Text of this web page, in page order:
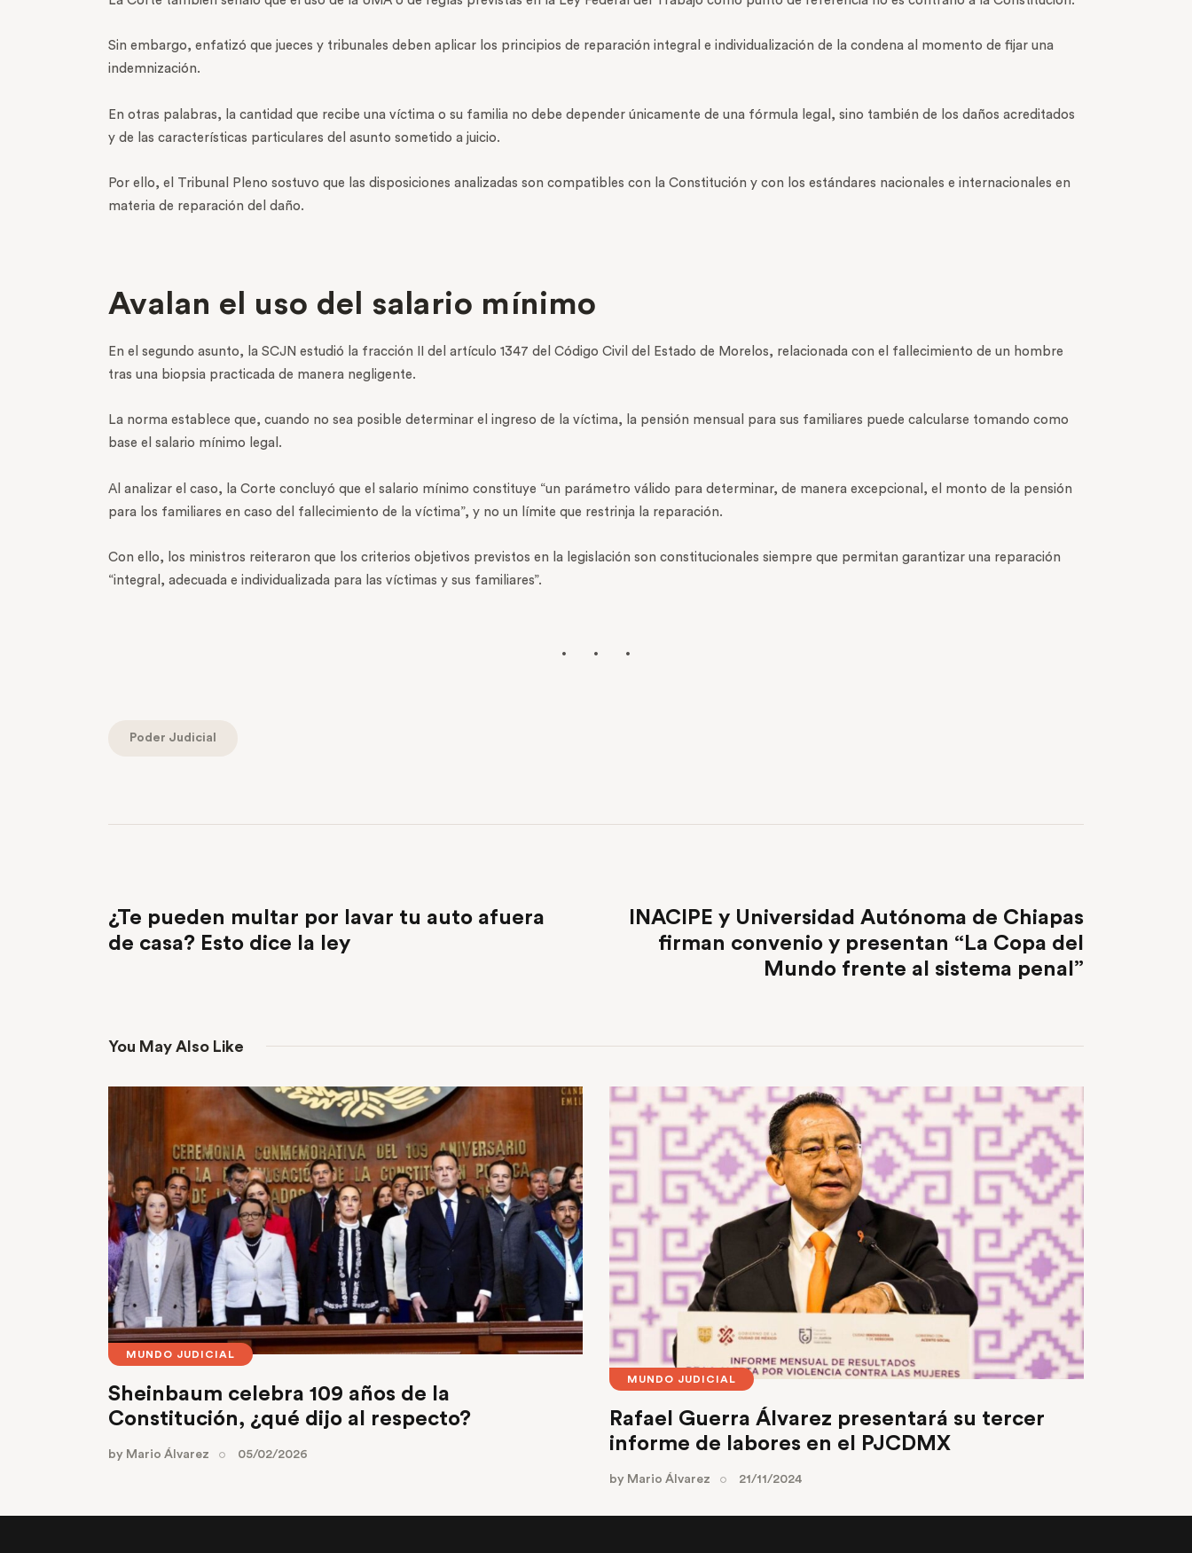
Sin embargo, enfatizó que jueces y tribunales deben aplicar los principios de reparación integral e individualización de la condena al momento de fijar una
indemnización.
En otras palabras, la cantidad que recibe una víctima o su familia no debe depender únicamente de una fórmula legal, sino también de los daños acreditados
y de las características particulares del asunto sometido a juicio.
Por ello, el Tribunal Pleno sostuvo que las disposiciones analizadas son compatibles con la Constitución y con los estándares nacionales e internacionales en
materia de reparación del daño.
Avalan el uso del salario mínimo
En el segundo asunto, la SCJN estudió la fracción II del artículo 1347 del Código Civil del Estado de Morelos, relacionada con el fallecimiento de un hombre
tras una biopsia practicada de manera negligente.
La norma establece que, cuando no sea posible determinar el ingreso de la víctima, la pensión mensual para sus familiares puede calcularse tomando como
base el salario mínimo legal.
Al analizar el caso, la Corte concluyó que el salario mínimo constituye “un parámetro válido para determinar, de manera excepcional, el monto de la pensión
para los familiares en caso del fallecimiento de la víctima”, y no un límite que restrinja la reparación.
Con ello, los ministros reiteraron que los criterios objetivos previstos en la legislación son constitucionales siempre que permitan garantizar una reparación
“integral, adecuada e individualizada para las víctimas y sus familiares”.
Poder Judicial
¿Te pueden multar por lavar tu auto afuera
de casa? Esto dice la ley
INACIPE y Universidad Autónoma de Chiapas
firman convenio y presentan “La Copa del
Mundo frente al sistema penal”
You May Also Like
MUNDO JUDICIAL
Sheinbaum celebra 109 años de la
Constitución, ¿qué dijo al respecto?
by Mario Álvarez 05/02/2026
MUNDO JUDICIAL
Rafael Guerra Álvarez presentará su tercer
informe de labores en el PJCDMX
by Mario Álvarez 21/11/2024